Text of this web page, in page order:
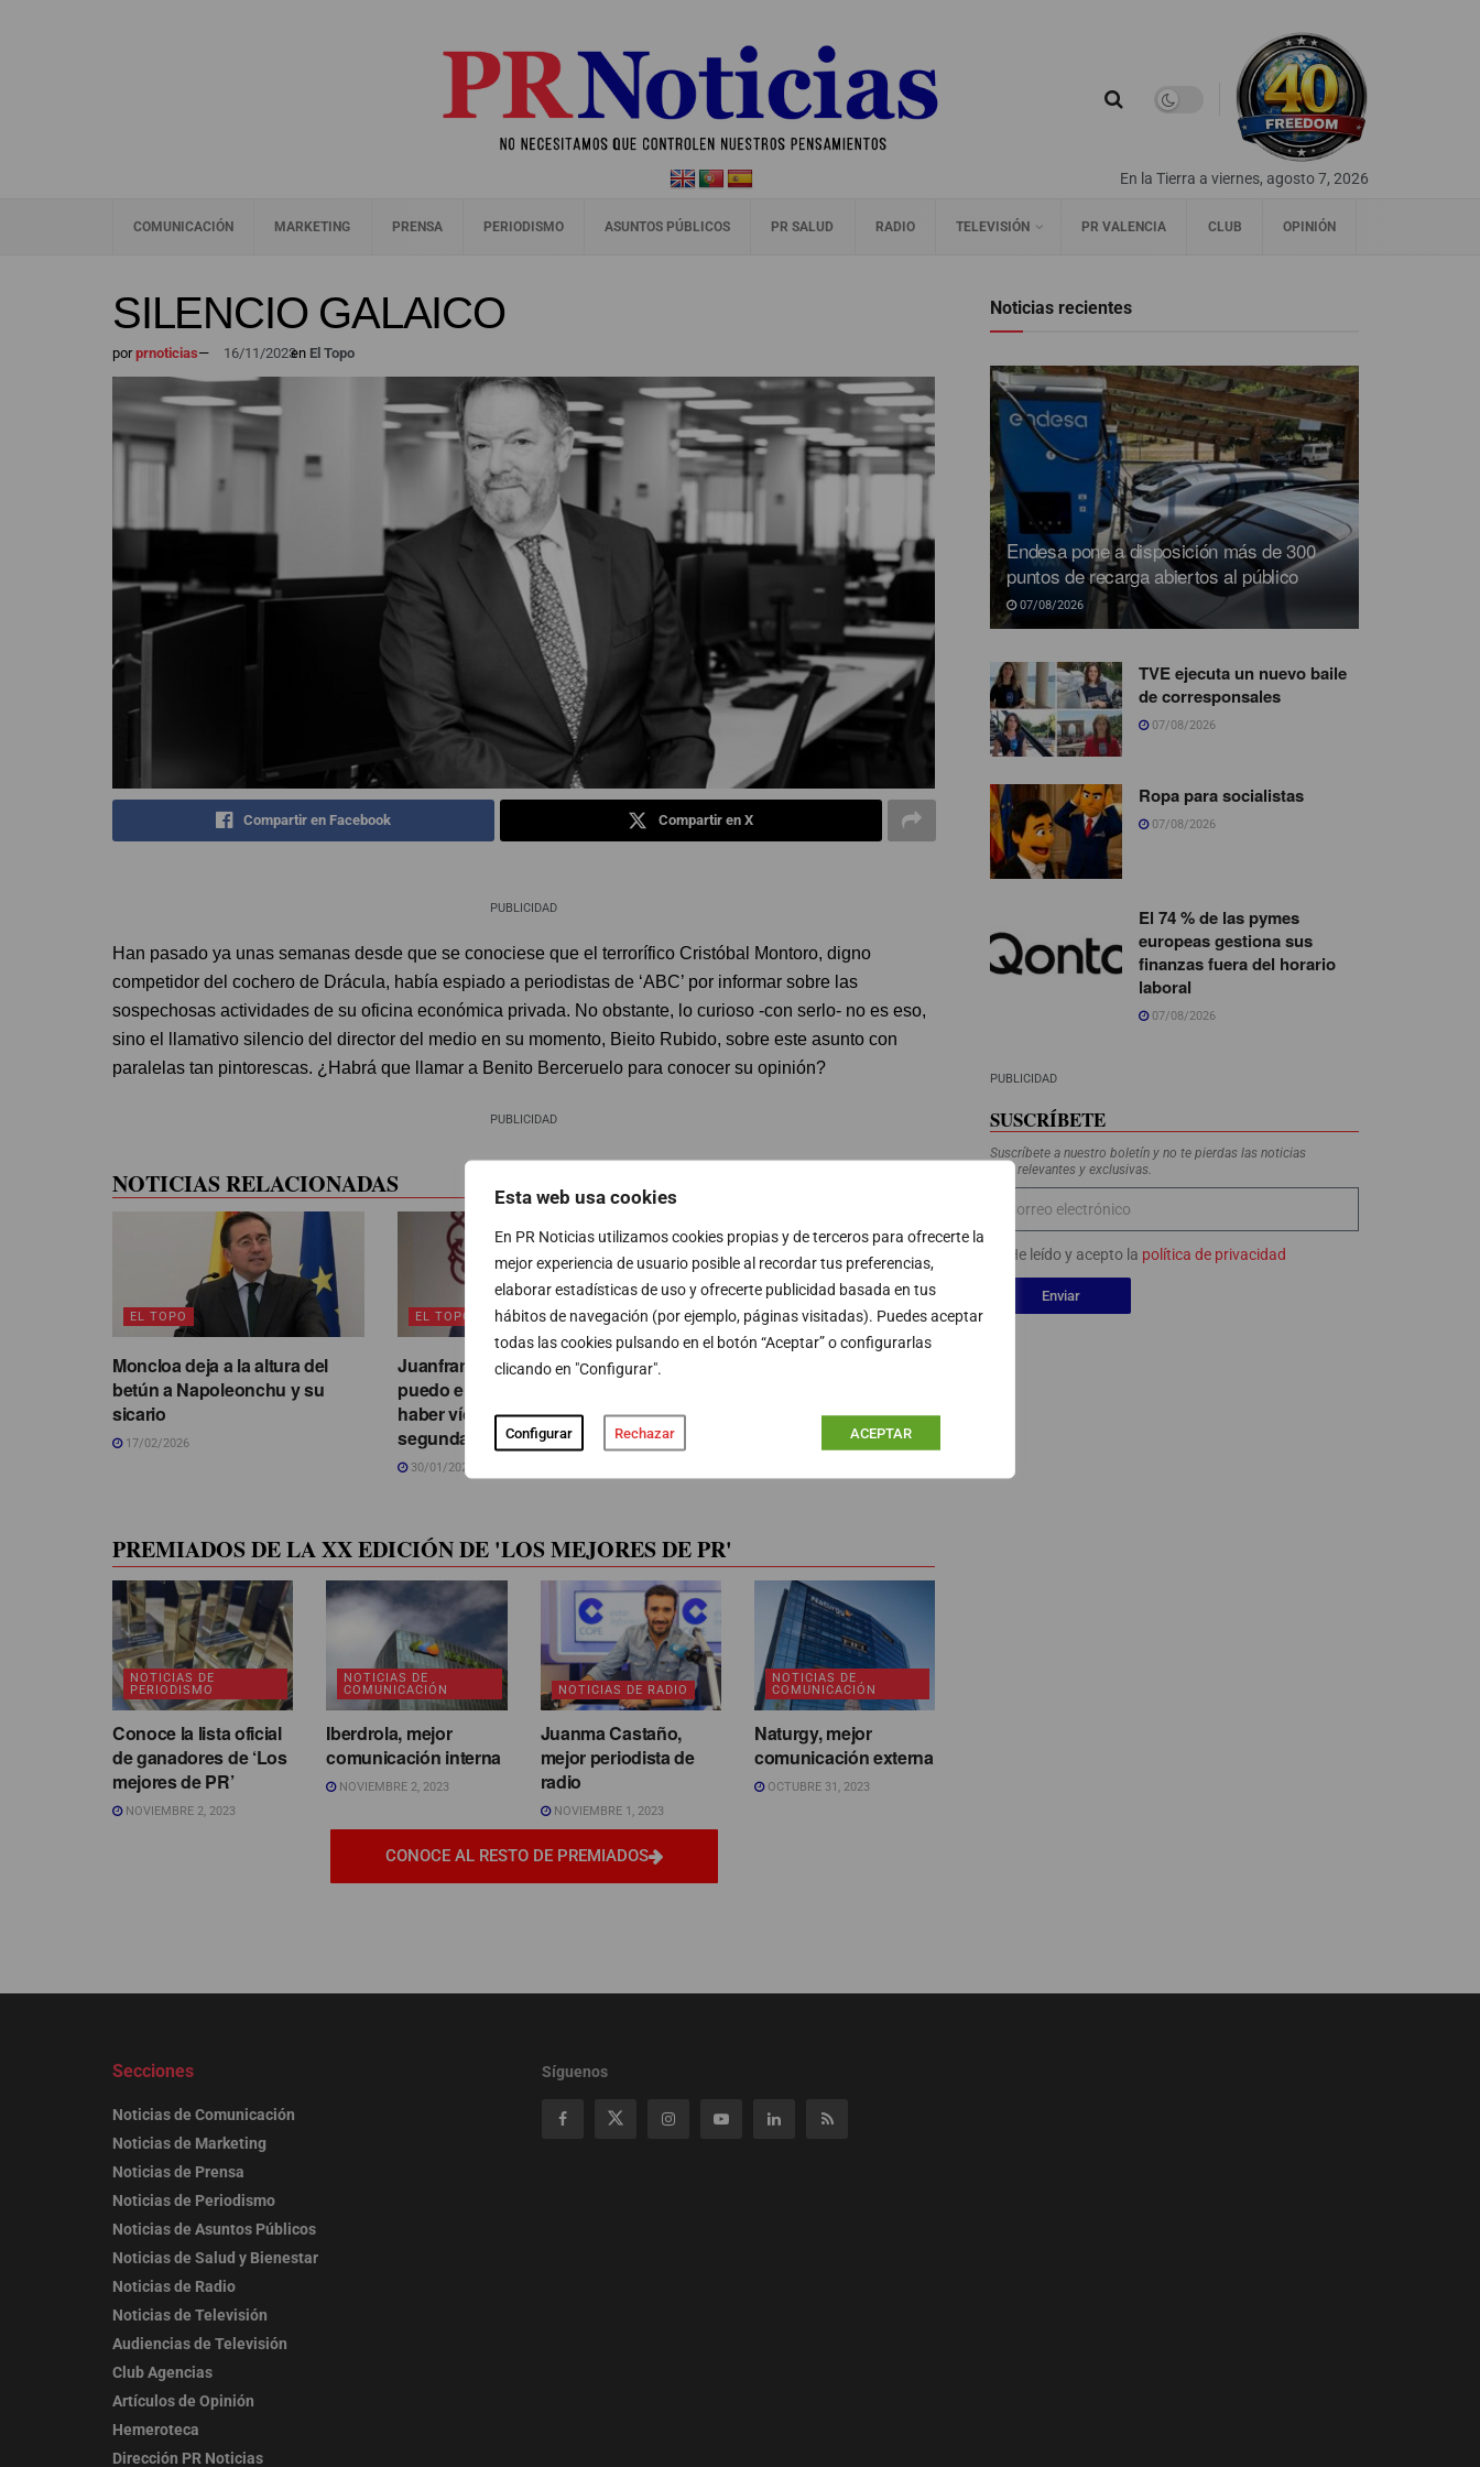
Esta web usa cookies
En PR Noticias utilizamos cookies propias y de terceros para ofrecerte la
mejor experiencia de usuario posible al recordar tus preferencias,
elaborar estadísticas de uso y ofrecerte publicidad basada en tus
hábitos de navegación (por ejemplo, páginas visitadas). Puedes aceptar
todas las cookies pulsando en el botón “Aceptar” o configurarlas
clicando en "Configurar".
Configurar Rechazar ACEPTAR
En la Tierra a viernes, agosto 7, 2026
COMUNICACIÓN MARKETING PRENSA PERIODISMO ASUNTOS PÚBLICOS PR SALUD RADIO TELEVISIÓN PR VALENCIA CLUB OPINIÓN
SILENCIO GALAICO
porprnoticias— 16/11/2023en El Topo
Compartir en Facebook Compartir en X
PUBLICIDAD
Han pasado ya unas semanas desde que se conociese que el terrorífico Cristóbal Montoro, digno
competidor del cochero de Drácula, había espiado a periodistas de ‘ABC’ por informar sobre las
sospechosas actividades de su oficina económica privada. No obstante, lo curioso -con serlo- no es eso,
sino el llamativo silencio del director del medio en su momento, Bieito Rubido, sobre este asunto con
paralelas tan pintorescas. ¿Habrá que llamar a Benito Berceruelo para conocer su opinión?
PUBLICIDAD
NOTICIAS RELACIONADAS
EL TOPO
Moncloa deja a la altura del
betún a Napoleonchu y su
sicario
17/02/2026
EL TOPO
Juanfran Pérez Llorca: “No
puedo entender cómo puede
haber víctimas de primera o de
segunda”
30/01/2026
EL TOPO
PREMIADOS DE LA XX EDICIÓN DE 'LOS MEJORES DE PR'
NOTICIAS DE
PERIODISMO
Conoce la lista oficial
de ganadores de ‘Los
mejores de PR’
NOVIEMBRE 2, 2023
NOTICIAS DE
COMUNICACIÓN
Iberdrola, mejor
comunicación interna
NOVIEMBRE 2, 2023
NOTICIAS DE RADIO
Juanma Castaño,
mejor periodista de
radio
NOVIEMBRE 1, 2023
NOTICIAS DE
COMUNICACIÓN
Naturgy, mejor
comunicación externa
OCTUBRE 31, 2023
CONOCE AL RESTO DE PREMIADOS
Noticias recientes
Endesa pone a disposición más de 300
puntos de recarga abiertos al público
07/08/2026
TVE ejecuta un nuevo baile
de corresponsales
07/08/2026
Ropa para socialistas
07/08/2026
El 74 % de las pymes
europeas gestiona sus
finanzas fuera del horario
laboral
07/08/2026
PUBLICIDAD
SUSCRÍBETE
Suscríbete a nuestro boletín y no te pierdas las noticias
más relevantes y exclusivas.
He leído y acepto la política de privacidad
Enviar
Secciones
Noticias de Comunicación
Noticias de Marketing
Noticias de Prensa
Noticias de Periodismo
Noticias de Asuntos Públicos
Noticias de Salud y Bienestar
Noticias de Radio
Noticias de Televisión
Audiencias de Televisión
Club Agencias
Artículos de Opinión
Hemeroteca
Dirección PR Noticias
Síguenos